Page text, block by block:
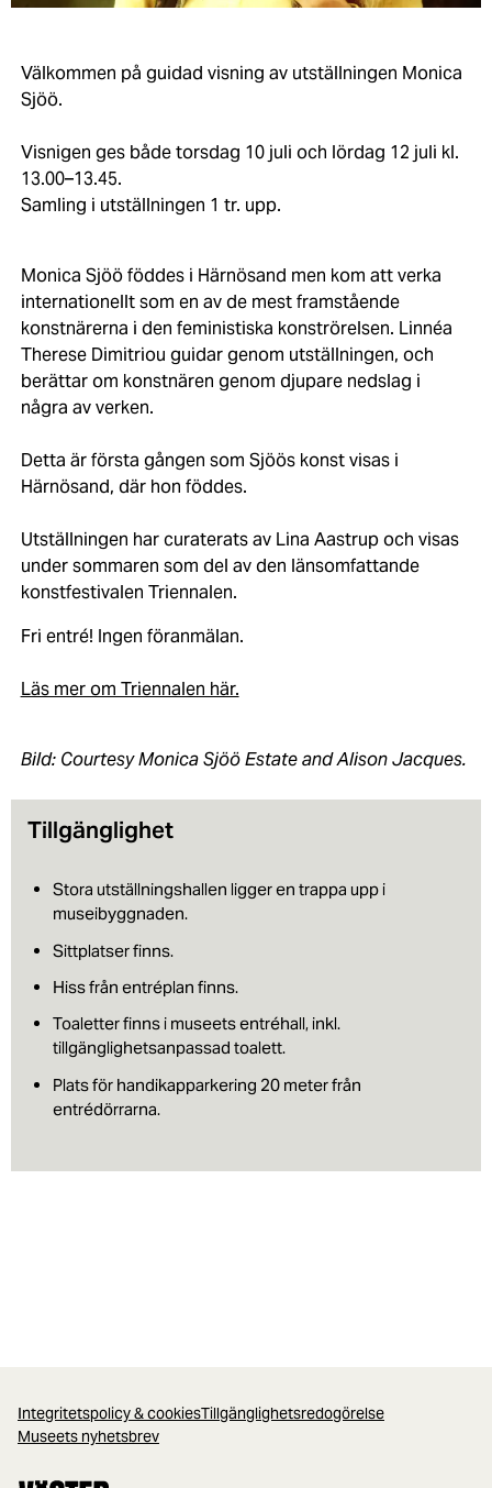
Välkommen på guidad visning av utställningen Monica
Sjöö.
Visnigen ges både torsdag 10 juli och lördag 12 juli kl.
13.00–13.45.
Samling i utställningen 1 tr. upp.
Monica Sjöö föddes i Härnösand men kom att verka
internationellt som en av de mest framstående
konstnärerna i den feministiska konströrelsen. Linnéa
Therese Dimitriou guidar genom utställningen, och
berättar om konstnären genom djupare nedslag i
några av verken.
Detta är första gången som Sjöös konst visas i
Härnösand, där hon föddes.
Utställningen har curaterats av Lina Aastrup och visas
under sommaren som del av den länsomfattande
konstfestivalen Triennalen.
Fri entré! Ingen föranmälan.
Läs mer om Triennalen här.
Bild: Courtesy Monica Sjöö Estate and Alison Jacques.
Tillgänglighet
Stora utställningshallen ligger en trappa upp i
museibyggnaden.
Sittplatser finns.
Hiss från entréplan finns.
Toaletter finns i museets entréhall, inkl.
tillgänglighetsanpassad toalett.
Plats för handikapparkering 20 meter från
entrédörrarna.
Integritetspolicy & cookiesTillgänglighetsredogörelse
Museets nyhetsbrev